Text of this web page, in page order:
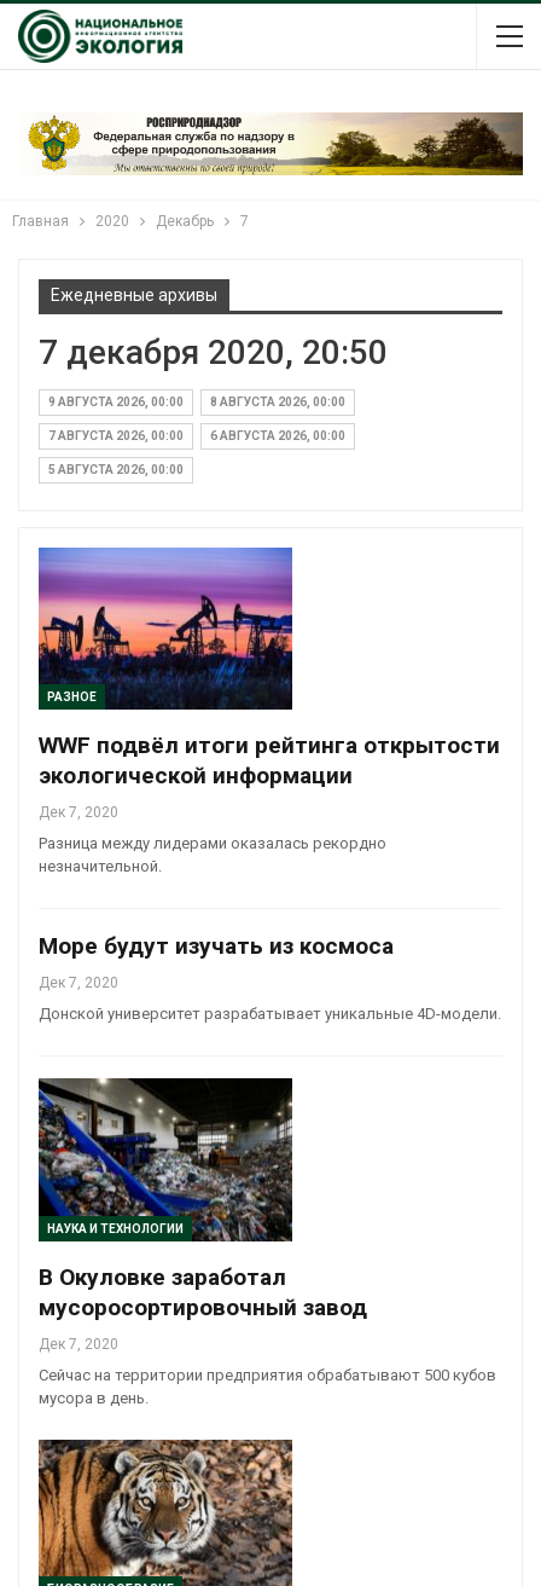
Главная 2020 Декабрь 7
Ежедневные архивы
7 декабря 2020, 20:50
9 АВГУСТА 2026, 00:00 8 АВГУСТА 2026, 00:00
7 АВГУСТА 2026, 00:00 6 АВГУСТА 2026, 00:00
5 АВГУСТА 2026, 00:00
РАЗНОЕ
WWF подвёл итоги рейтинга открытости
экологической информации
Дек 7, 2020
Разница между лидерами оказалась рекордно
незначительной.
Море будут изучать из космоса
Дек 7, 2020
Донской университет разрабатывает уникальные 4D-модели.
НАУКА И ТЕХНОЛОГИИ
В Окуловке заработал
мусоросортировочный завод
Дек 7, 2020
Сейчас на территории предприятия обрабатывают 500 кубов
мусора в день.